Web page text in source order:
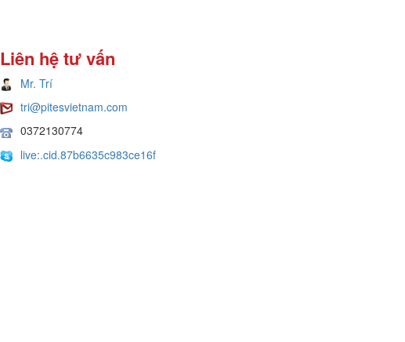
Liên hệ tư vấn
Mr. Trí
tri@pitesvietnam.com
0372130774
live:.cid.87b6635c983ce16f